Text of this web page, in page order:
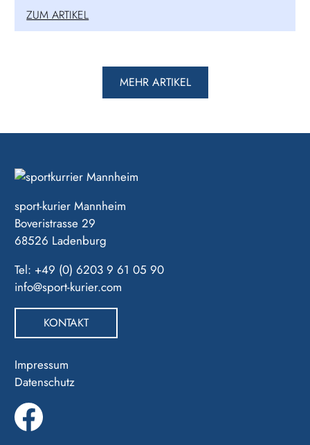
ZUM ARTIKEL
MEHR ARTIKEL
sport-kurier Mannheim
Boveristrasse 29
68526 Ladenburg
Tel: +49 (0) 6203 9 61 05 90
info@sport-kurier.com
KONTAKT
Impressum
Datenschutz